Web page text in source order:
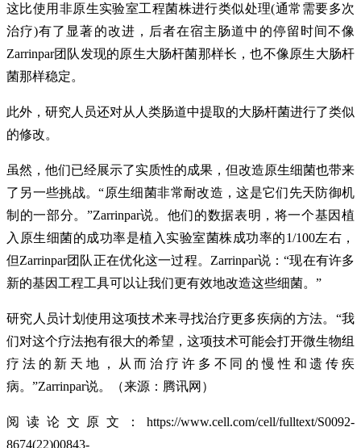
这比使用非原生实验室工程菌株进行类似处理(通常需要多次
治疗)有了显著的改进，后者在宿主肠道中的停留时间不像
Zarrinpar团队发现的原生大肠杆菌那样长，也不像原生大肠杆
菌那样稳定。
此外，研究人员还对从人类肠道中提取的大肠杆菌进行了类似
的修改。
虽然，他们已经展示了实质性的成果，但改造原生细菌也带来
了另一些挑战。“原生细菌非常耐改造，这是它们先天防御机
制的一部分。”Zarrinpar说。他们的数据表明，将一个基因植
入原生细菌的成功率是植入实验室菌株成功率的1/100左右，
但Zarrinpar团队正在优化这一过程。Zarrinpar说：“现在有许多
新的基因工程工具可以让我们更有效地改造这些细菌。”
研究人员计划使用这项技术来寻找治疗更多疾病的方法。“我
们对这个疗法抱有很大的希望，这项技术可能会打开微生物组
疗法的新天地，从而治疗许多不同的慢性和遗传疾
病。”Zarrinpar说。（来源：腾讯网）
阅读论文原文：https://www.cell.com/cell/fulltext/S0092-
8674(22)00843-